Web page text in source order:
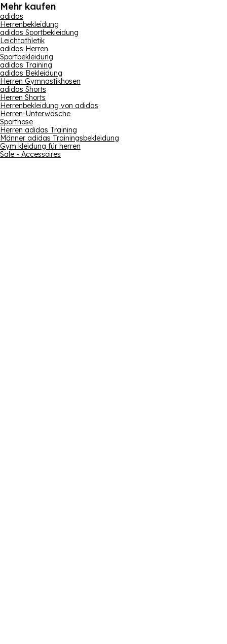
Mehr kaufen
adidas
Herrenbekleidung
adidas Sportbekleidung
Leichtathletik
adidas Herren
Sportbekleidung
adidas Training
adidas Bekleidung
Herren Gymnastikhosen
adidas Shorts
Herren Shorts
Herrenbekleidung von adidas
Herren-Unterwäsche
Sporthose
Herren adidas Training
Männer adidas Trainingsbekleidung
Gym kleidung für herren
Sale - Accessoires